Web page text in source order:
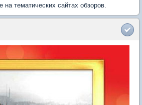
тематических сайтах обзоров.